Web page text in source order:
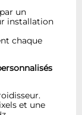
un
installation
chaque
et une